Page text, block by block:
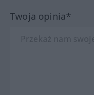
Twoja opinia*